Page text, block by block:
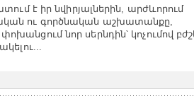
է իր նվիրյալներին, արժևորում
ու գործնական աշխատանքը,
նոր սերնդին՝ կոչումով